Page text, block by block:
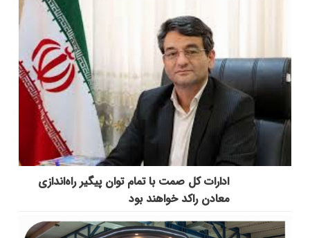
ادارات کل صمت با تمام توان پیگیر راه‌اندازی
معادن راکد خواهند بود